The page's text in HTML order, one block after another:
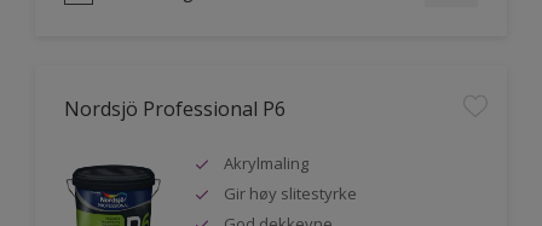
Nordsjö Professional P6
Akrylmaling
Gir høy slitestyrke